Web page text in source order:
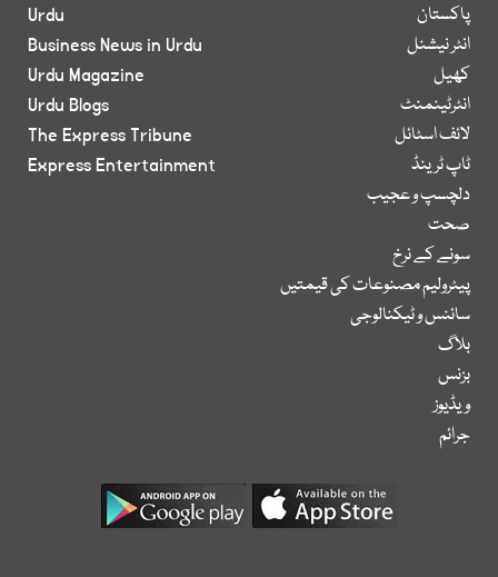
پاکستان
انٹر نیشنل
کھیل
انٹرٹینمنٹ
لائف اسٹائل
ٹاپ ٹرینڈ
دلچسپ و عجیب
صحت
سونے کے نرخ
پیٹرولیم مصنوعات کی قیمتیں
سائنس و ٹیکنالوجی
بلاگ
بزنس
ویڈیوز
جرائم
Urdu
Business News in Urdu
Urdu Magazine
Urdu Blogs
The Express Tribune
Express Entertainment